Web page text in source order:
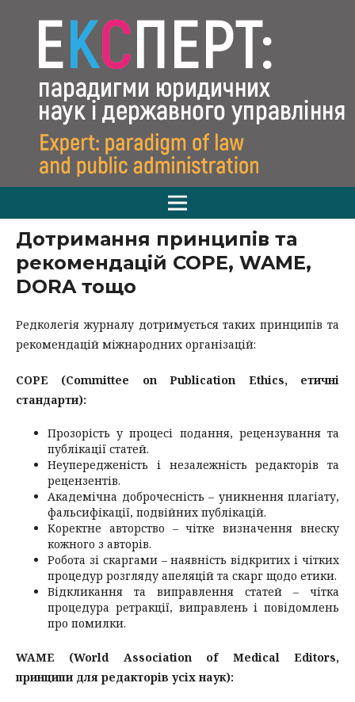
Дотримання принципів та
рекомендацій COPE, WAME,
DORA тощо
Редколегія журналу дотримується таких принципів та
рекомендацій міжнародних організацій:
COPE (Committee on Publication Ethics, етичні
стандарти):
Прозорість у процесі подання, рецензування та
публікації статей.
Неупередженість і незалежність редакторів та
рецензентів.
Академічна доброчесність – уникнення плагіату,
фальсифікації, подвійних публікацій.
Коректне авторство – чітке визначення внеску
кожного з авторів.
Робота зі скаргами – наявність відкритих і чітких
процедур розгляду апеляцій та скарг щодо етики.
Відкликання та виправлення статей – чітка
процедура ретракції, виправлень і повідомлень
про помилки.
WAME (World Association of Medical Editors,
принципи для редакторів усіх наук):